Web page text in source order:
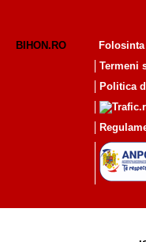
BIHON.RO
Termeni
Politica